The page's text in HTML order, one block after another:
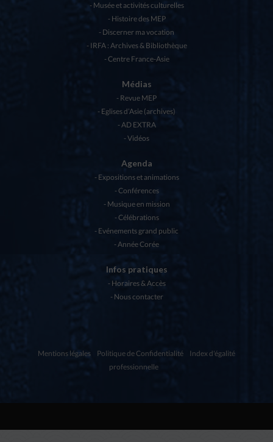
Musée et activités culturelles
Histoire des MEP
Discerner ma vocation
IRFA : Archives & Bibliothèque
Centre France-Asie
Médias
Revue MEP
Eglises d’Asie (archives)
AD EXTRA
Vidéos
Agenda
Expositions et animations
Conférences
Musique en mission
Célébrations
Evénements grand public
Année Corée
Infos pratiques
Horaires & Accès
Nous contacter
Mentions légales Politique de Confidentialité
Index d'égalité
professionnelle